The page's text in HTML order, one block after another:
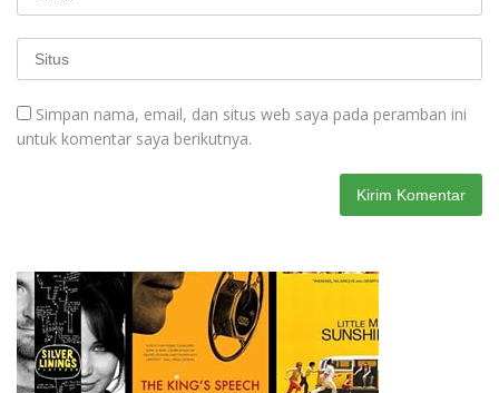
Simpan nama, email, dan situs web saya pada peramban ini
untuk komentar saya berikutnya.